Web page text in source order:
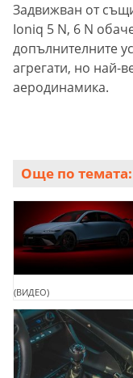
Задвижван от
Ioniq 5 N, 6 N
допълнителните
агрегати, но най-
аеродинамика.
Още по темата:
(ВИДЕО)